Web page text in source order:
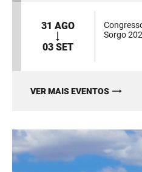
31 AGO
03 SET
Sorgo
VER MAIS EVENTOS